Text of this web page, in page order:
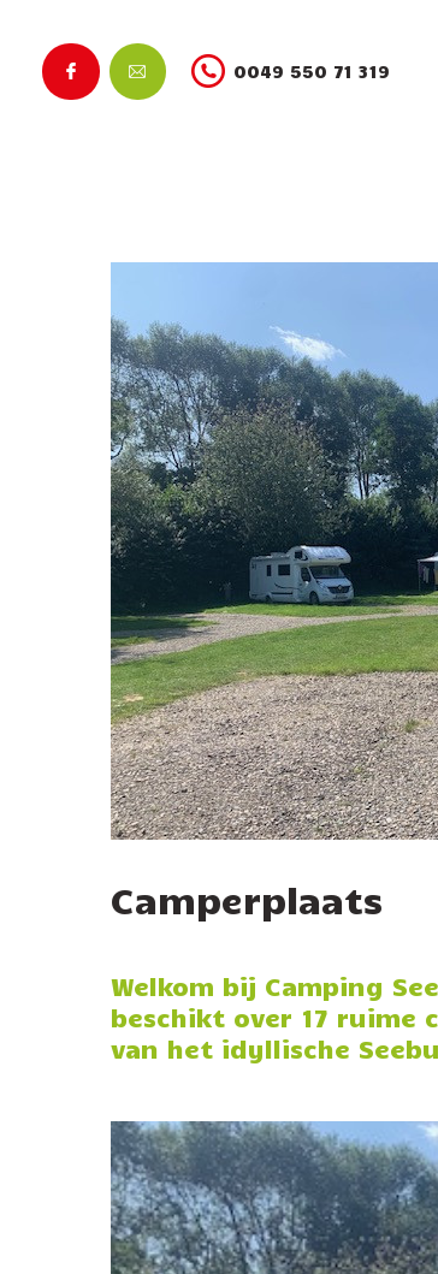
0049 550 71 319
Camperplaats
Welkom bij Camping
beschikt over 17 ruime
van het idyllische